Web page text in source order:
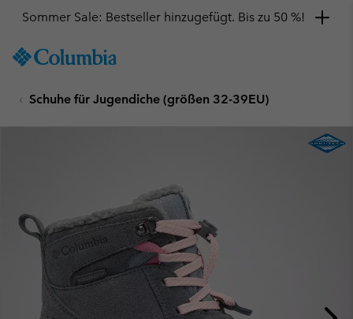
TO
SKIP
MAIN
Sommer Sale: Bestseller hinzugefügt. Bis zu 50 %!
Schuhe für Jugendiche (größen 32-39EU)